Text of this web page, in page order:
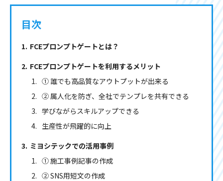
目次
FCEプロンプトゲートとは？
FCEプロンプトゲートを利用するメリット
① 誰でも高品質なアウトプットが出来る
② 属人化を防ぎ、全社でテンプレを共有できる
学びながらスキルアップできる
生産性が飛躍的に向上
ミヨシテックでの活用事例
① 施工事例記事の作成
② SNS用短文の作成